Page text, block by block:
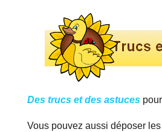
Des trucs et des astucespour
Vous pouvez aussi déposer les